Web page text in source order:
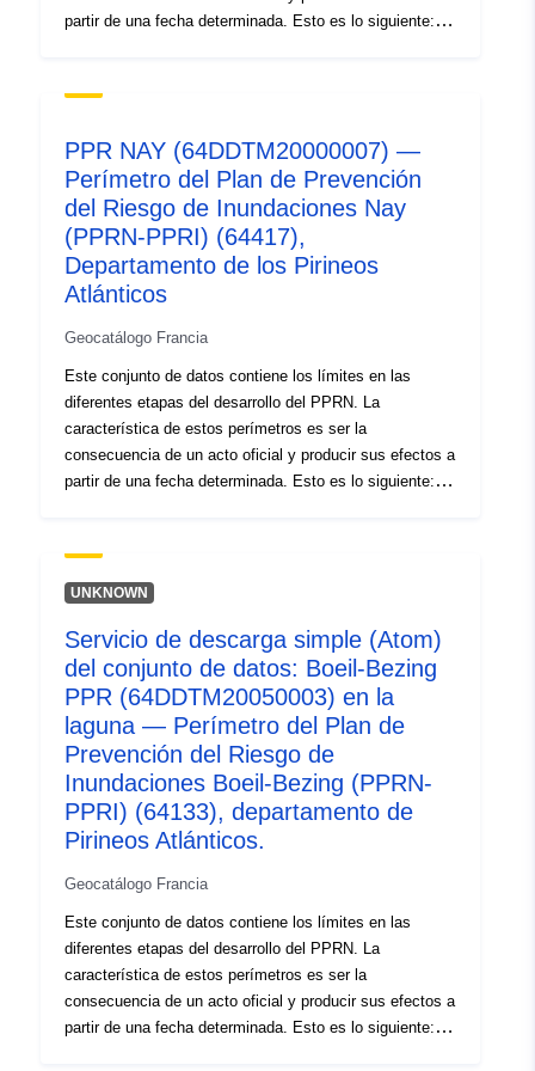
partir de una fecha determinada. Esto es lo siguiente: —
alcance de la exposición al riesgo que corresponda al
aprobado es una servidumbre de utilidad (PM1 para
PPRN y PM3 para PPRT); — ámbito de estudio que
corresponde a la envoltura en la que se estudiaron los
peligros. Tabla de perímetros identificados durante el
estudio de una PPR. Esta tabla contiene como mínimo
los perímetros prescritos para los RPP en el estado
riesgo para los RPP aprobados.
PPR NAY (64DDTM20000007) —
Perímetro del Plan de Prevención
del Riesgo de Inundaciones Nay
(PPRN-PPRI) (64417),
Departamento de los Pirineos
Atlánticos
Geocatálogo Francia
Este conjunto de datos contiene los límites en las
diferentes etapas del desarrollo del PPRN. La
característica de estos perímetros es ser la
consecuencia de un acto oficial y producir sus efectos a
partir de una fecha determinada. Esto es lo siguiente: —
alcance de la exposición al riesgo que corresponda al
ámbito regulado por el PPR aprobado. Este perímetro
PPRN y PM3 para PPRT); — ámbito de estudio que
corresponde a la envoltura en la que se estudiaron los
peligros. Tabla de perímetros identificados durante el
estudio de una PPR. Esta tabla contiene como mínimo
los perímetros prescritos para los RPP en el estado
prescrito y los perímetros prescritos y de exposición al
riesgo para los RPP aprobados.
UNKNOWN
Servicio de descarga simple (Atom)
del conjunto de datos: Boeil-Bezing
PPR (64DDTM20050003) en la
laguna — Perímetro del Plan de
Prevención del Riesgo de
Inundaciones Boeil-Bezing (PPRN-
PPRI) (64133), departamento de
Pirineos Atlánticos.
Geocatálogo Francia
Este conjunto de datos contiene los límites en las
diferentes etapas del desarrollo del PPRN. La
característica de estos perímetros es ser la
consecuencia de un acto oficial y producir sus efectos a
partir de una fecha determinada. Esto es lo siguiente: —